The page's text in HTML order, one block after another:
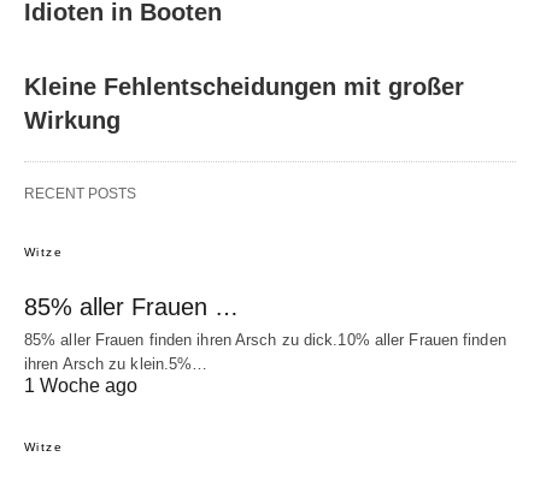
Idioten in Booten
Kleine Fehlentscheidungen mit großer
Wirkung
RECENT POSTS
Witze
85% aller Frauen …
85% aller Frauen finden ihren Arsch zu dick.10% aller Frauen finden
ihren Arsch zu klein.5%…
1 Woche ago
Witze